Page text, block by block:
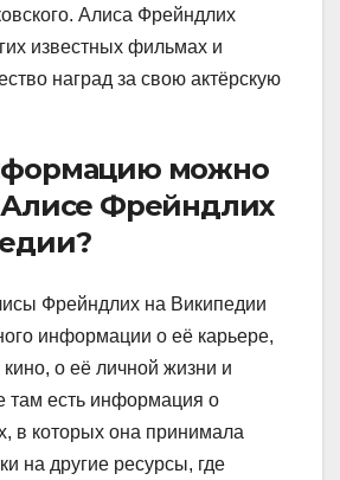
Алиса Фрейндлих
известных фильмах и
наград за свою актёрскую
можно
Алисе Фрейндлих
Фрейндлих на Википедии
информации о её карьере,
кино, о её личной жизни и
там есть информация о
в которых она принимала
на другие ресурсы, где